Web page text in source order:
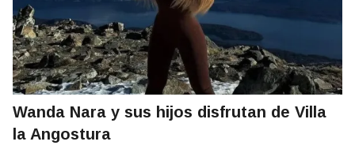
Wanda Nara y sus hijos disfrutan de Villa
la Angostura